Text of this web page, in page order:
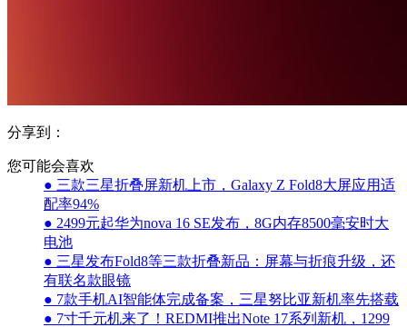
分享到：
您可能会喜欢
● 三款三星折叠屏新机上市，Galaxy Z Fold8大屏应用适
配率94%
● 2499元起华为nova 16 SE发布，8G内存8500毫安时大
电池
● 三星发布Fold8等三款折叠新品：屏幕与折痕升级，还
有联名款眼镜
● 7款手机AI智能体完成备案，三星努比亚新机率先搭载
● 7寸千元机来了！REDMI推出Note 17系列新机，1299